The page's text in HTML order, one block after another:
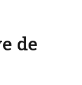
de